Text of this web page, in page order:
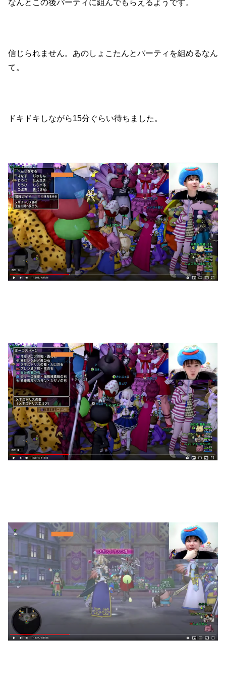
なんとこの後パーティに組んでもらえるようです。
信じられません。あのしょこたんとパーティを組めるなん
て。
ドキドキしながら15分ぐらい待ちました。